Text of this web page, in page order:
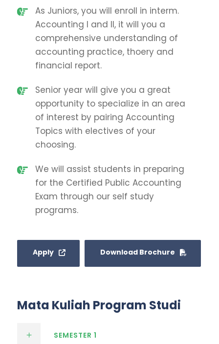
As Juniors, you will enroll in interm.
Accounting I and II, it will you a
comprehensive understanding of
accounting practice, thoery and
financial report.
Senior year will give you a great
opportunity to specialize in an area
of interest by pairing Accounting
Topics with electives of your
choosing.
We will assist students in preparing
for the Certified Public Accounting
Exam through our self study
programs.
Apply Download Brochure
Mata Kuliah Program Studi
SEMESTER 1